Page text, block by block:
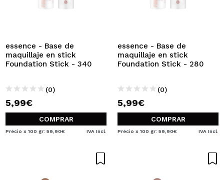
pedidos y consultar tus operaciones anteriores.
essence - Base de
maquillaje en stick
Foundation Stick - 340
(0)
5,99€
COMPRAR
Precio x 100 gr: 59,90€ IVA Incl.
essence - Base de
maquillaje en stick
Foundation Stick - 280
(0)
5,99€
COMPRAR
Precio x 100 gr: 59,90€ IVA Incl.